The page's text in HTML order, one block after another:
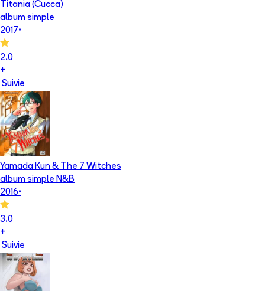
Titania (Cucca)
album simple
2017 •
2.0
+
Suivie
Yamada Kun & The 7 Witches
album simple N&B
2016•
3.0
+
Suivie